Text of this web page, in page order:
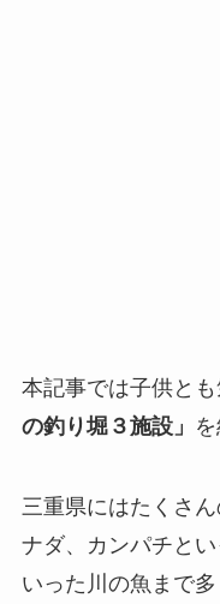
本記事では子供と
の釣り堀３施設」
三重県にはたくさ
ナダ、カンパチと
いった川の魚まで